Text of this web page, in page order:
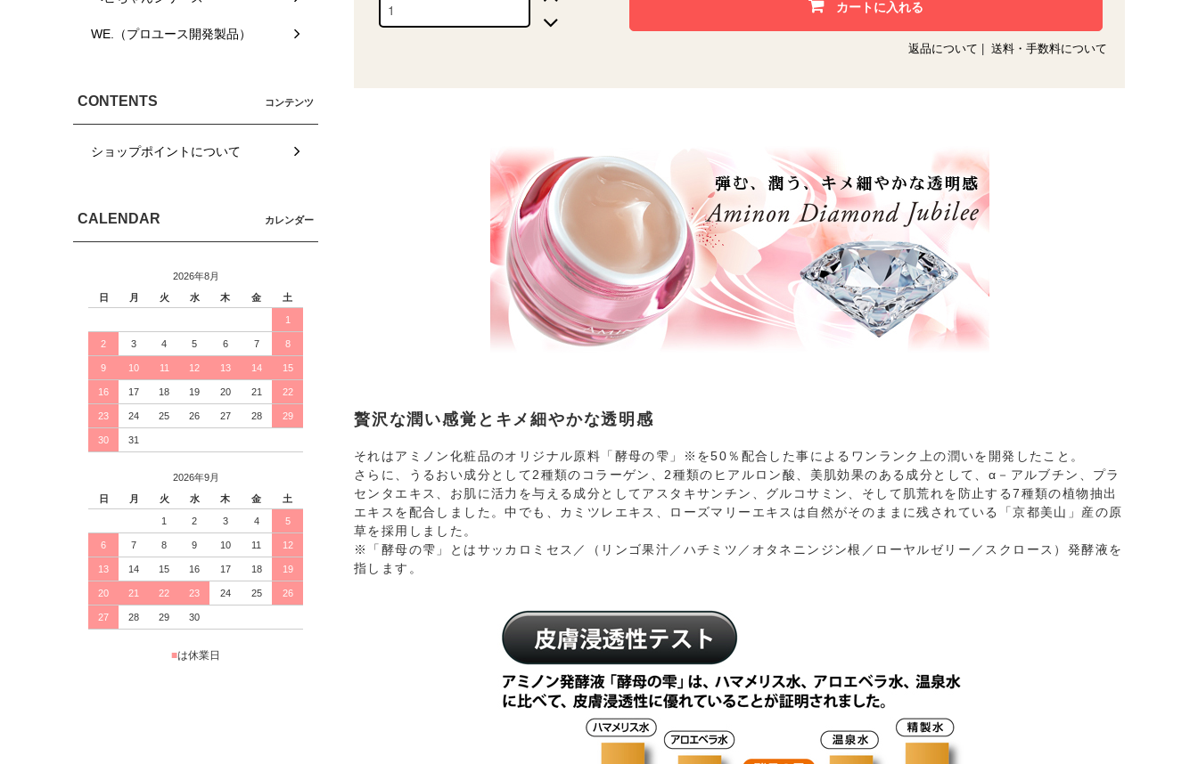
カートに入れる
返品について 送料・手数料について
贅沢な潤い感覚とキメ細やかな透明感
それはアミノン化粧品のオリジナル原料「酵母の雫」※を50％配合した事によるワンランク上の潤いを開発したこと。
さらに、うるおい成分として2種類のコラーゲン、2種類のヒアルロン酸、美肌効果のある成分として、α－アルブチン、プラ
センタエキス、お肌に活力を与える成分としてアスタキサンチン、グルコサミン、そして肌荒れを防止する7種類の植物抽出
エキスを配合しました。中でも、カミツレエキス、ローズマリーエキスは自然がそのままに残されている「京都美山」産の原
草を採用しました。
※「酵母の雫」とはサッカロミセス／（リンゴ果汁／ハチミツ／オタネニンジン根／ローヤルゼリー／スクロース）発酵液を
指します。
WE.（プロユース開発製品）
CONTENTS コンテンツ
ショップポイントについて
CALENDAR カレンダー
2026年8月
日
月 火 水 木 金 土
1
2 3 4 5 6 7 8
9 10 11 12 13 14 15
16 17 18 19 20 21 22
23 24 25 26 27 28 29
30 31
2026年9月
日
月 火 水 木 金 土
1 2 3 4 5
6 7 8 9 10 11 12
13 14 15 16 17 18 19
20 21 22 23 24 25 26
27 28 29 30
■は休業日